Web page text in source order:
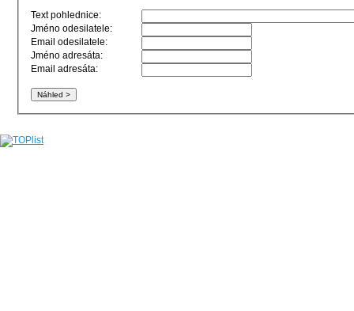
Text pohlednice:
Jméno odesilatele:
Email odesilatele:
Jméno adresáta:
Email adresáta: